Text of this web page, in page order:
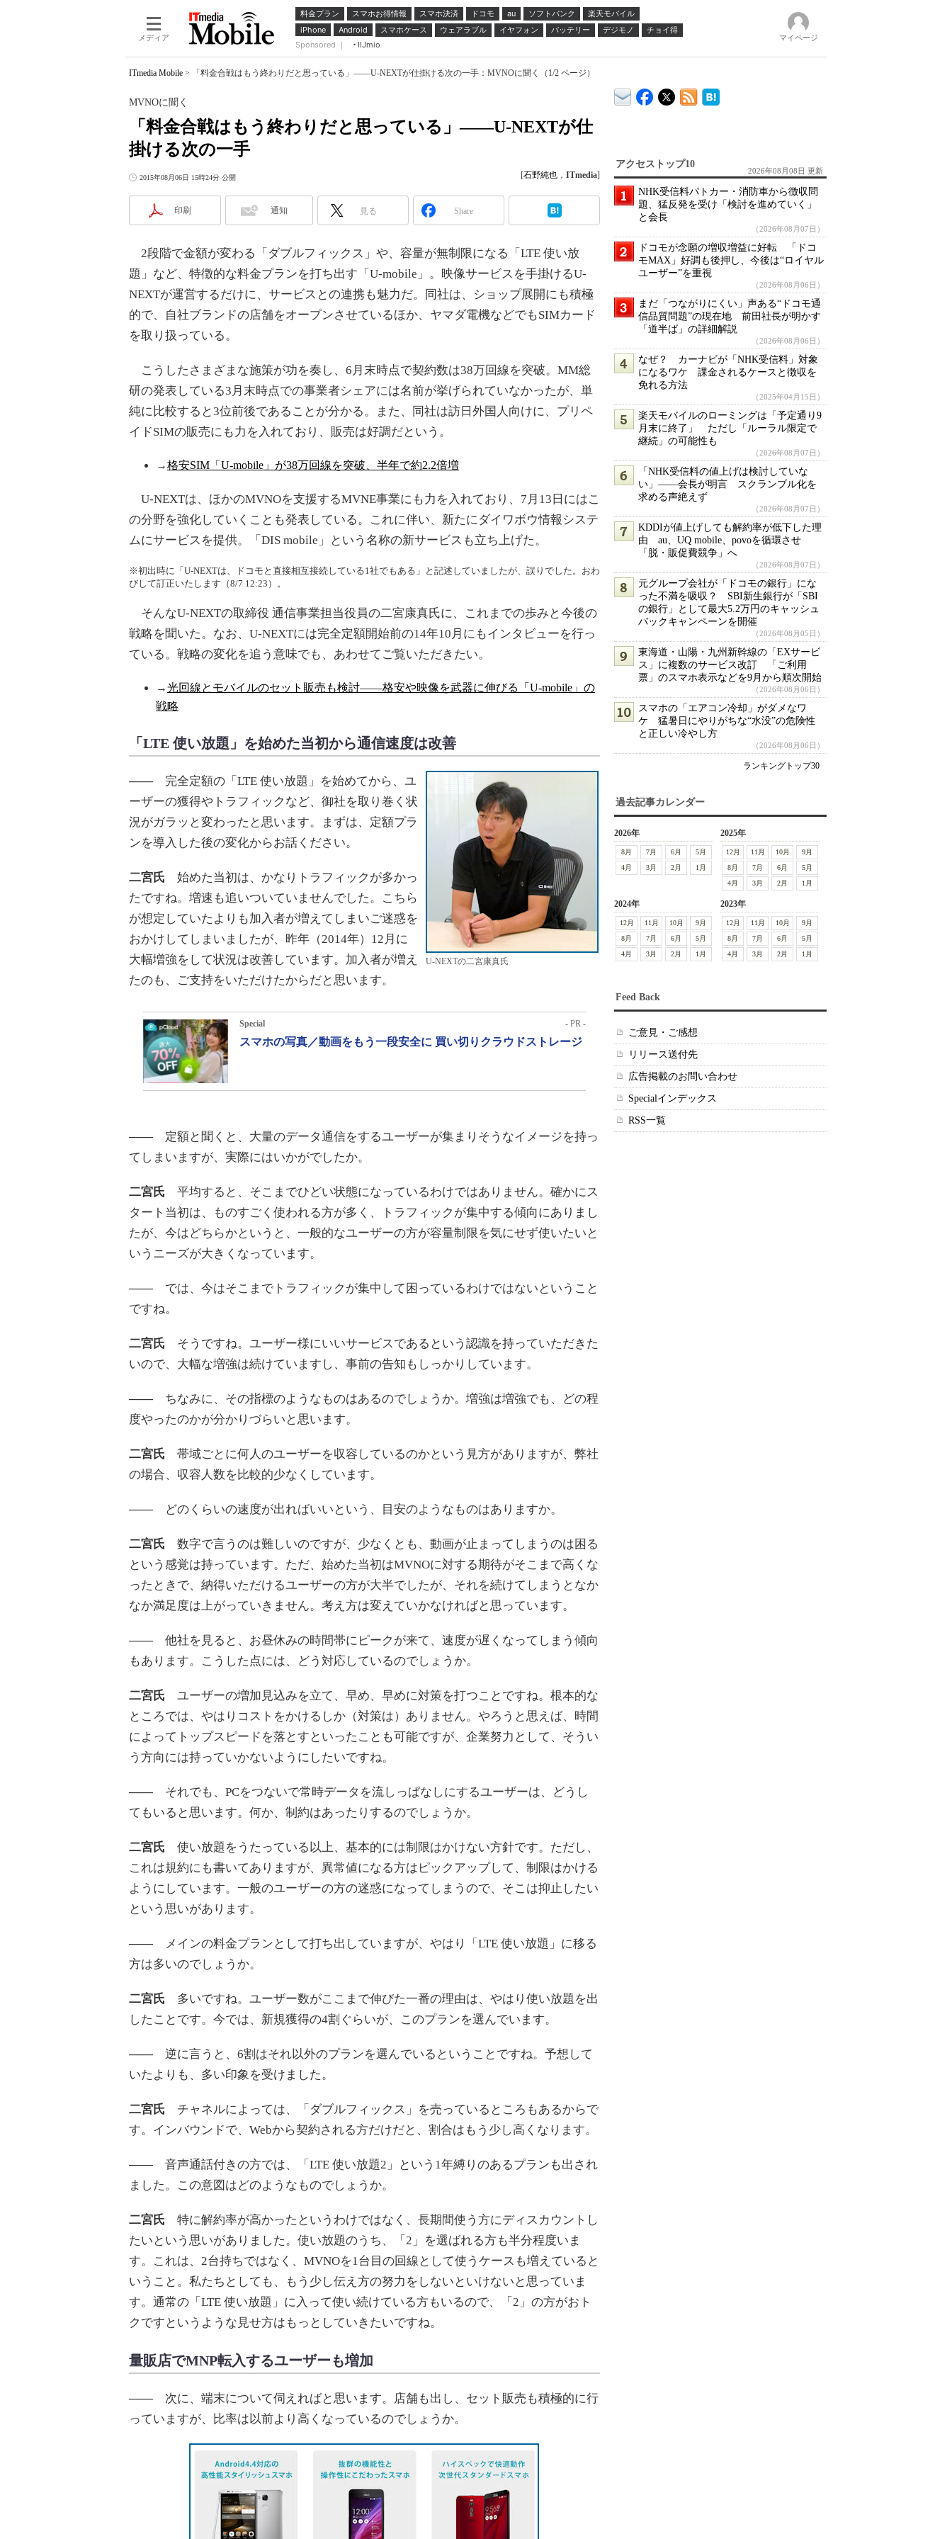
メディア
料金プラン スマホお得情報 スマホ決済 ドコモ au ソフトバンク
楽天モバイル
iPhone
Android スマホケース ウェアラブル イヤフォン バッテリー デジモノ
チョイ得
Sponsored ｜
IIJmio
マイページ
ITmedia Mobile > 「料金合戦はもう終わりだと思っている」――U-NEXTが仕掛ける次の一手：MVNOに聞く（1/2 ページ）
「料金合戦はもう終わりだと思っている」――U-NEXTが仕
掛ける次の一手
MVNOに聞く
2015年08月06日 15時24分 公開 [石野純也 ， ITmedia]
印刷 通知 見る Share
2段階で金額が変わる「ダブルフィックス」や、容量が無制限になる「LTE 使い放
題」など、特徴的な料金プランを打ち出す「U-mobile」。映像サービスを手掛けるU-
NEXTが運営するだけに、サービスとの連携も魅力だ。同社は、ショップ展開にも積極
的で、自社ブランドの店舗をオープンさせているほか、ヤマダ電機などでもSIMカード
を取り扱っている。
こうしたさまざまな施策が功を奏し、6月末時点で契約数は38万回線を突破。MM総
研の発表している3月末時点での事業者シェアには名前が挙げられていなかったが、単
純に比較すると3位前後であることが分かる。また、同社は訪日外国人向けに、プリペ
イドSIMの販売にも力を入れており、販売は好調だという。
→格安SIM「U-mobile」が38万回線を突破、半年で約2.2倍増
U-NEXTは、ほかのMVNOを支援するMVNE事業にも力を入れており、7月13日にはこ
の分野を強化していくことも発表している。これに伴い、新たにダイワボウ情報システ
ムにサービスを提供。「DIS mobile」という名称の新サービスも立ち上げた。
※初出時に「U-NEXTは、ドコモと直接相互接続している1社でもある」と記述していましたが、誤りでした。おわ
びして訂正いたします（8/7 12:23）。
そんなU-NEXTの取締役 通信事業担当役員の二宮康真氏に、これまでの歩みと今後の
戦略を聞いた。なお、U-NEXTには完全定額開始前の14年10月にもインタビューを行っ
ている。戦略の変化を追う意味でも、あわせてご覧いただきたい。
→光回線とモバイルのセット販売も検討――格安や映像を武器に伸びる「U-mobile」の
戦略
「LTE 使い放題」を始めた当初から通信速度は改善
U-NEXTの二宮康真氏
―― 完全定額の「LTE 使い放題」を始めてから、ユ
ーザーの獲得やトラフィックなど、御社を取り巻く状
況がガラッと変わったと思います。まずは、定額プラ
ンを導入した後の変化からお話ください。
二宮氏 始めた当初は、かなりトラフィックが多かっ
たですね。増速も追いついていませんでした。こちら
が想定していたよりも加入者が増えてしまいご迷惑を
おかけしてしまいましたが、昨年（2014年）12月に
大幅増強をして状況は改善しています。加入者が増え
たのも、ご支持をいただけたからだと思います。
Special - PR -
スマホの写真／動画をもう一段安全に 買い切りクラウドストレージ
―― 定額と聞くと、大量のデータ通信をするユーザーが集まりそうなイメージを持っ
てしまいますが、実際にはいかがでしたか。
二宮氏 平均すると、そこまでひどい状態になっているわけではありません。確かにス
タート当初は、ものすごく使われる方が多く、トラフィックが集中する傾向にありまし
たが、今はどちらかというと、一般的なユーザーの方が容量制限を気にせず使いたいと
いうニーズが大きくなっています。
―― では、今はそこまでトラフィックが集中して困っているわけではないということ
ですね。
二宮氏 そうですね。ユーザー様にいいサービスであるという認識を持っていただきた
いので、大幅な増強は続けていますし、事前の告知もしっかりしています。
―― ちなみに、その指標のようなものはあるのでしょうか。増強は増強でも、どの程
度やったのかが分かりづらいと思います。
二宮氏 帯域ごとに何人のユーザーを収容しているのかという見方がありますが、弊社
の場合、収容人数を比較的少なくしています。
―― どのくらいの速度が出ればいいという、目安のようなものはありますか。
二宮氏 数字で言うのは難しいのですが、少なくとも、動画が止まってしまうのは困る
という感覚は持っています。ただ、始めた当初はMVNOに対する期待がそこまで高くな
ったときで、納得いただけるユーザーの方が大半でしたが、それを続けてしまうとなか
なか満足度は上がっていきません。考え方は変えていかなければと思っています。
―― 他社を見ると、お昼休みの時間帯にピークが来て、速度が遅くなってしまう傾向
もあります。こうした点には、どう対応しているのでしょうか。
二宮氏 ユーザーの増加見込みを立て、早め、早めに対策を打つことですね。根本的な
ところでは、やはりコストをかけるしか（対策は）ありません。やろうと思えば、時間
によってトップスピードを落とすといったことも可能ですが、企業努力として、そうい
う方向には持っていかないようにしたいですね。
―― それでも、PCをつないで常時データを流しっぱなしにするユーザーは、どうし
てもいると思います。何か、制約はあったりするのでしょうか。
二宮氏 使い放題をうたっている以上、基本的には制限はかけない方針です。ただし、
これは規約にも書いてありますが、異常値になる方はピックアップして、制限はかける
ようにしています。一般のユーザーの方の迷惑になってしまうので、そこは抑止したい
という思いがあります。
―― メインの料金プランとして打ち出していますが、やはり「LTE 使い放題」に移る
方は多いのでしょうか。
二宮氏 多いですね。ユーザー数がここまで伸びた一番の理由は、やはり使い放題を出
したことです。今では、新規獲得の4割ぐらいが、このプランを選んでいます。
―― 逆に言うと、6割はそれ以外のプランを選んでいるということですね。予想して
いたよりも、多い印象を受けました。
二宮氏 チャネルによっては、「ダブルフィックス」を売っているところもあるからで
す。インバウンドで、Webから契約される方だけだと、割合はもう少し高くなります。
―― 音声通話付きの方では、「LTE 使い放題2」という1年縛りのあるプランも出され
ました。この意図はどのようなものでしょうか。
二宮氏 特に解約率が高かったというわけではなく、長期間使う方にディスカウントし
たいという思いがありました。使い放題のうち、「2」を選ばれる方も半分程度いま
す。これは、2台持ちではなく、MVNOを1台目の回線として使うケースも増えていると
いうこと。私たちとしても、もう少し伝え方の努力をしないといけないと思っていま
す。通常の「LTE 使い放題」に入って使い続けている方もいるので、「2」の方がおト
クですというような見せ方はもっとしていきたいですね。
量販店でMNP転入するユーザーも増加
―― 次に、端末について伺えればと思います。店舗も出し、セット販売も積極的に行
っていますが、比率は以前より高くなっているのでしょうか。
アクセストップ10
2026年08月08日 更新
NHK受信料パトカー・消防車から徴収問
題、猛反発を受け「検討を進めていく」
と会長
（2026年08月07日）
ドコモが念願の増収増益に好転 「ドコ
モMAX」好調も後押し、今後は“ロイヤル
ユーザー”を重視
（2026年08月06日）
まだ「つながりにくい」声ある“ドコモ通
信品質問題”の現在地 前田社長が明かす
「道半ば」の詳細解説
（2026年08月06日）
なぜ？ カーナビが「NHK受信料」対象
になるワケ 課金されるケースと徴収を
免れる方法
（2025年04月15日）
楽天モバイルのローミングは「予定通り9
月末に終了」 ただし「ルーラル限定で
継続」の可能性も
（2026年08月07日）
「NHK受信料の値上げは検討していな
い」――会長が明言 スクランブル化を
求める声絶えず
（2026年08月07日）
KDDIが値上げしても解約率が低下した理
由 au、UQ mobile、povoを循環させ
「脱・販促費競争」へ
（2026年08月07日）
元グループ会社が「ドコモの銀行」にな
った不満を吸収？ SBI新生銀行が「SBI
の銀行」として最大5.2万円のキャッシュ
バックキャンペーンを開催
（2026年08月05日）
東海道・山陽・九州新幹線の「EXサービ
ス」に複数のサービス改訂 「ご利用
票」のスマホ表示などを9月から順次開始
（2026年08月06日）
スマホの「エアコン冷却」がダメなワ
ケ 猛暑日にやりがちな“水没”の危険性
と正しい冷やし方
（2026年08月06日）
ランキングトップ30
過去記事カレンダー
2026年
8月 7月 6月
5月
4月
3月 2月 1月
2025年
12月 11月 10月
9月
8月
7月 6月
5月
4月
3月 2月 1月
2024年
12月 11月 10月
9月
8月
7月 6月
5月
4月
3月 2月 1月
2023年
12月 11月 10月
9月
8月
7月 6月
5月
4月
3月 2月 1月
Feed Back
ご意見・ご感想
リリース送付先
広告掲載のお問い合わせ
Specialインデックス
RSS一覧